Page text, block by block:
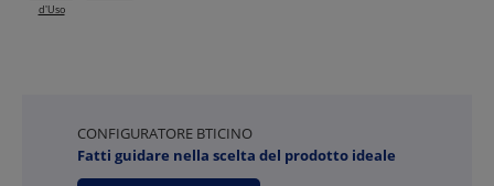
d'Uso
CONFIGURATORE BTICINO
Fatti guidare nella scelta del prodotto ideale